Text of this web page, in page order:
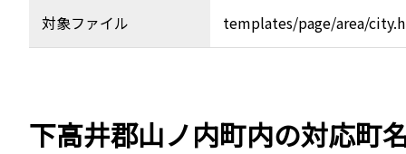
対象ファイル templates/page/area/
下高井郡山ノ内町内の対応町